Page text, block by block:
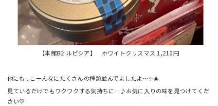
【本館B2 ルピシア】 ホワイトクリスマス 1,210円
他にも...こーんなにたくさんの種類並んでましたよ〜✨🎄
見ているだけでもワクワクする気持ちに…♪お気に入りの味を見つけてくだ
さい💛